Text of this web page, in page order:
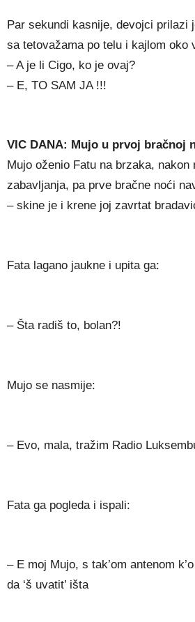
Par sekundi kasnije, devojci prilazi
sa tetovažama po telu i kajlom oko
– A je li Cigo, ko je ovaj?
– E, TO SAM JA !!!
VIC DANA: Mujo u prvoj bračnoj
Mujo oženio Fatu na brzaka, nakon
zabavljanja, pa prve bračne noći
– skine je i krene joj zavrtat
Fata lagano jaukne i upita ga:
– Šta radiš to, bolan?!
Mujo se nasmije:
– Evo, mala, tražim Radio
Fata ga pogleda i ispali:
– E moj Mujo, s tak’om antenom
da ‘š uvatit’ išta